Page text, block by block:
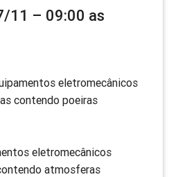
11 – 09:00 as
eletromecânicos
contendo poeiras
eletromecânicos
atmosferas